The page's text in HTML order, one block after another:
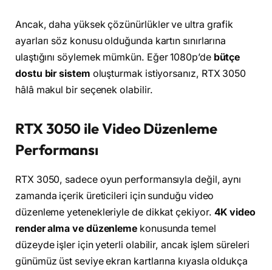
Ancak, daha yüksek çözünürlükler ve ultra grafik
ayarları söz konusu olduğunda kartın sınırlarına
ulaştığını söylemek mümkün. Eğer 1080p’de bütçe
dostu bir sistem oluşturmak istiyorsanız, RTX 3050
hâlâ makul bir seçenek olabilir.
RTX 3050 ile Video Düzenleme
Performansı
RTX 3050, sadece oyun performansıyla değil, aynı
zamanda içerik üreticileri için sunduğu video
düzenleme yetenekleriyle de dikkat çekiyor. 4K video
render alma ve düzenleme konusunda temel
düzeyde işler için yeterli olabilir, ancak işlem süreleri
günümüz üst seviye ekran kartlarına kıyasla oldukça